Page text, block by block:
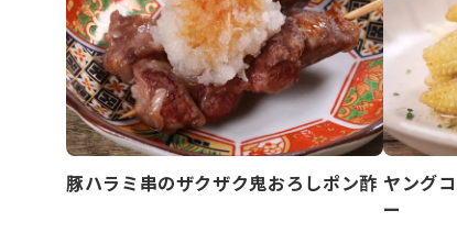
豚ハラミ串のザクザク鬼おろしポン酢 ヤング
ー